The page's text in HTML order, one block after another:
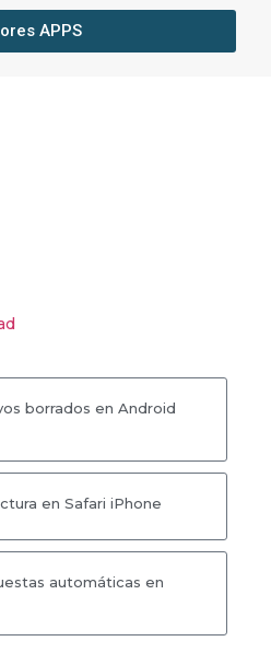
APPS
borrados en Android
en Safari iPhone
automáticas en